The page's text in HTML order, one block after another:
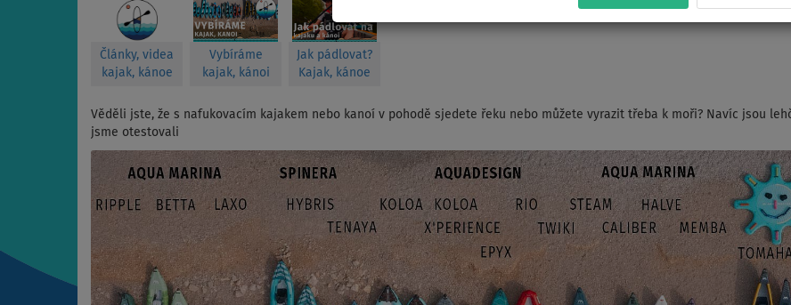
Články, videa
kajak, kánoe
Vybíráme
kajak, kánoi
Jak pádlovat?
Kajak, kánoe
Věděli jste, že s nafukovacím kajakem nebo kanoí v pohodě sjedete řeku nebo můžete vyrazit třeba k moři? Navíc jsou
jsme otestovali